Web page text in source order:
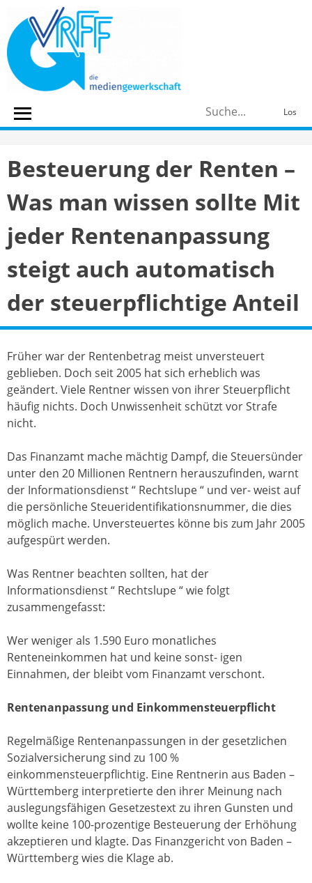
content
Los
Besteuerung der Renten –
Was man wissen sollte Mit
jeder Rentenanpassung
steigt auch automatisch
der steuerpflichtige Anteil
Früher war der Rentenbetrag meist unversteuert
geblieben. Doch seit 2005 hat sich erheblich was
geändert. Viele Rentner wissen von ihrer Steuerpflicht
häufig nichts. Doch Unwissenheit schützt vor Strafe
nicht.
Das Finanzamt mache mächtig Dampf, die Steuersünder
unter den 20 Millionen Rentnern herauszufinden, warnt
der Informationsdienst “ Rechtslupe “ und ver- weist auf
die persönliche Steueridentifikationsnummer, die dies
möglich mache. Unversteuertes könne bis zum Jahr 2005
aufgespürt werden.
Was Rentner beachten sollten, hat der
Informationsdienst “ Rechtslupe “ wie folgt
zusammengefasst:
Wer weniger als 1.590 Euro monatliches
Renteneinkommen hat und keine sonst- igen
Einnahmen, der bleibt vom Finanzamt verschont.
Rentenanpassung und Einkommensteuerpflicht
Regelmäßige Rentenanpassungen in der gesetzlichen
Sozialversicherung sind zu 100 %
einkommensteuerpflichtig. Eine Rentnerin aus Baden –
Württemberg interpretierte den ihrer Meinung nach
auslegungsfähigen Gesetzestext zu ihren Gunsten und
wollte keine 100-prozentige Besteuerung der Erhöhung
akzeptieren und klagte. Das Finanzgericht von Baden –
Württemberg wies die Klage ab.